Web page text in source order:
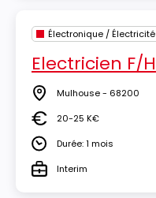
Électronique / Électricité
Electricien F/H
Lieu Mulhouse - 68200
Salaire20-25 K€
DuréeDurée: 1 mois
TypeInterim